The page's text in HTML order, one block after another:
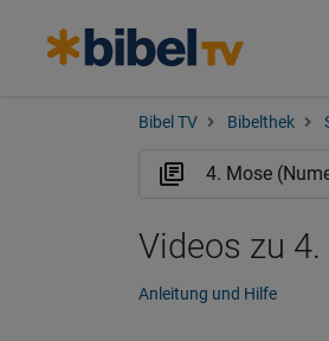
Bibel TV Bibelthek
Videos zu 4.
Anleitung und Hilfe